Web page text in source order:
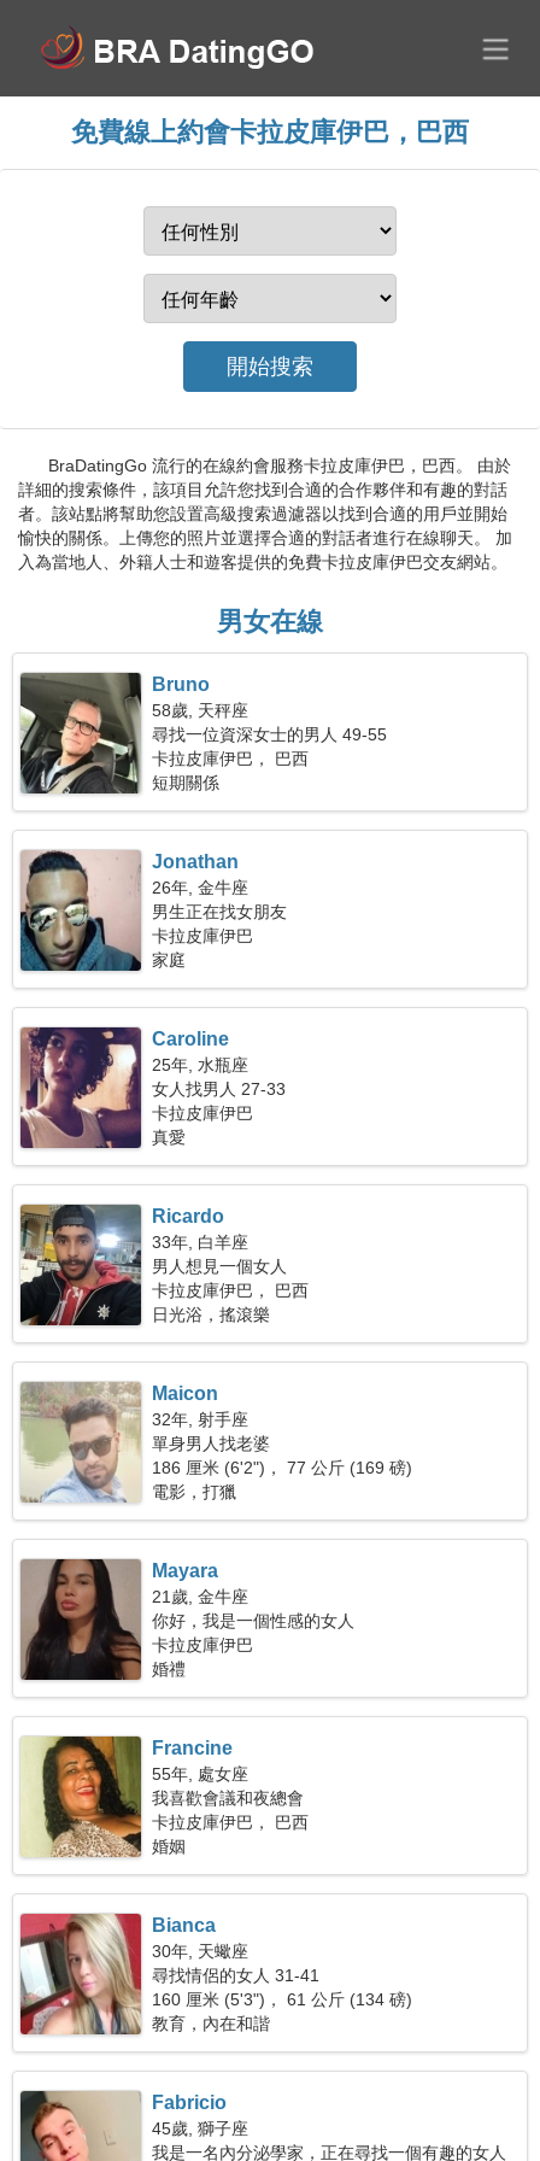
免費線上約會卡拉皮庫伊巴，巴西
BraDatingGo 流行的在線約會服務卡拉皮庫伊巴，巴西。 由於
詳細的搜索條件，該項目允許您找到合適的合作夥伴和有趣的對話
者。該站點將幫助您設置高級搜索過濾器以找到合適的用戶並開始
愉快的關係。上傳您的照片並選擇合適的對話者進行在線聊天。 加
入為當地人、外籍人士和遊客提供的免費卡拉皮庫伊巴交友網站。
男女在線
Bruno
58歲, 天秤座
尋找一位資深女士的男人 49-55
卡拉皮庫伊巴， 巴西
短期關係
Jonathan
26年, 金牛座
男生正在找女朋友
卡拉皮庫伊巴
家庭
Caroline
25年, 水瓶座
女人找男人 27-33
卡拉皮庫伊巴
真愛
Ricardo
33年, 白羊座
男人想見一個女人
卡拉皮庫伊巴， 巴西
日光浴，搖滾樂
Maicon
32年, 射手座
單身男人找老婆
186 厘米 (6'2")， 77 公斤 (169 磅)
電影，打獵
Mayara
21歲, 金牛座
你好，我是一個性感的女人
卡拉皮庫伊巴
婚禮
Francine
55年, 處女座
我喜歡會議和夜總會
卡拉皮庫伊巴， 巴西
婚姻
Bianca
30年, 天蠍座
尋找情侶的女人 31-41
160 厘米 (5'3")， 61 公斤 (134 磅)
教育，內在和諧
Fabricio
45歲, 獅子座
我是一名內分泌學家，正在尋找一個有趣的女人